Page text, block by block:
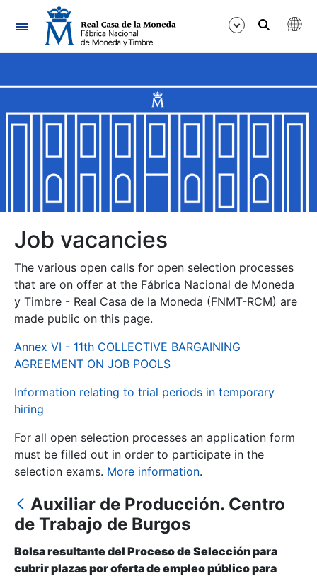
Navigation
Show/Hide
Show/Hide
Show/Hide
Show/Hide
Show/Hide
Show/Hide
Show/Hide
Job vacancies
The various open calls for open selection processes
that are on offer at the Fábrica Nacional de Moneda
y Timbre - Real Casa de la Moneda (FNMT-RCM) are
made public on this page.
Annex VI - 11th COLLECTIVE BARGAINING
AGREEMENT ON JOB POOLS
Information relating to trial periods in temporary
hiring
For all open selection processes an application form
must be filled out in order to participate in the
selection exams. More information.
Auxiliar de Producción. Centro
de Trabajo de Burgos
Bolsa resultante del Proceso de Selección para
cubrir plazas por oferta de empleo público para